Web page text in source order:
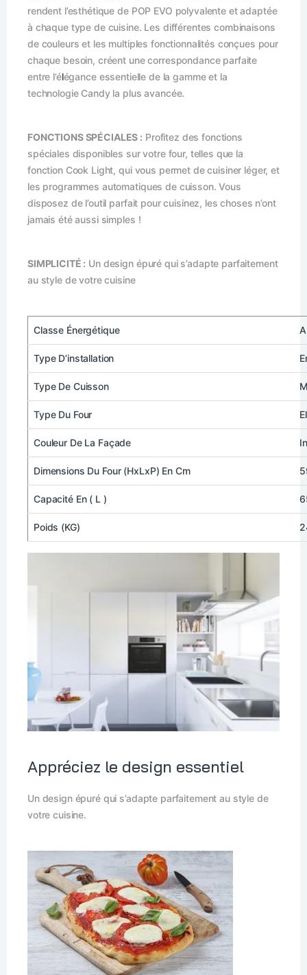
rendent l’esthétique de POP EVO polyvalente et adaptée
à chaque type de cuisine. Les différentes combinaisons
de couleurs et les multiples fonctionnalités conçues pour
chaque besoin, créent une correspondance parfaite
entre l’élégance essentielle de la gamme et la
technologie Candy la plus avancée.
FONCTIONS SPÉCIALES : Profitez des fonctions
spéciales disponibles sur votre four, telles que la
fonction Cook Light, qui vous permet de cuisiner léger, et
les programmes automatiques de cuisson. Vous
disposez de l’outil parfait pour cuisinez, les choses n’ont
jamais été aussi simples !
SIMPLICITÉ : Un design épuré qui s’adapte parfaitement
au style de votre cuisine
Classe Énergétique A
Type D’installation
Type De Cuisson
Type Du Four
Couleur De La Façade
Dimensions Du Four (HxLxP) En Cm
Capacité En ( L )
Poids (KG)
Appréciez le design essentiel
Un design épuré qui s’adapte parfaitement au style de
votre cuisine.